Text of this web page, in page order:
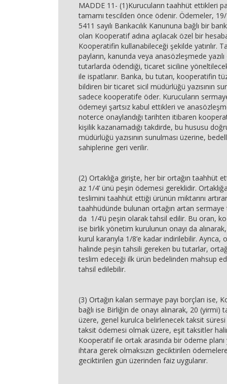
MADDE 11- (1)Kurucuların taahhüt ettikleri
tamamı tescilden önce ödenir. Ödemeler,
5411 sayılı Bankacılık Kanununa bağlı bir
olan Kooperatif adına açılacak özel bir
Kooperatifin kullanabileceği şekilde yatırılır.
payların, kanunda veya anasözleşmede
tutarlarda ödendiği, ticaret siciline
ile ispatlanır. Banka, bu tutarı, kooperatifin
bildiren bir ticaret sicil müdürlüğü yazısının
sadece kooperatife öder. Kurucuların
ödemeyi şartsız kabul ettikleri ve
noterce onaylandığı tarihten itibaren
kişilik kazanamadığı takdirde, bu hususu
müdürlüğü yazısının sunulması üzerine,
sahiplerine geri verilir.
(2) Ortaklığa girişte, her bir ortağın taahhüt
az 1/4’ ünü peşin ödemesi gereklidir.
teslimini taahhüt ettiği ürünün miktarını
taahhüdünde bulunan ortağın artan sermaye
da 1/4’ü peşin olarak tahsil edilir. Bu oran,
ise birlik yönetim kurulunun onayı da
kurul kararıyla 1/8’e kadar indirilebilir. Ayrıca,
halinde peşin tahsili gereken bu tutarlar,
teslim edeceği ilk ürün bedelinden mahsup
tahsil edilebilir.
(3) Ortağın kalan sermaye payı borçları ise,
bağlı ise Birliğin de onayı alınarak, 20 (yirmi)
üzere, genel kurulca belirlenecek taksit süresi
taksit ödemesi olmak üzere, eşit taksitler
Kooperatif ile ortak arasında bir ödeme planı
ihtara gerek olmaksızın geciktirilen
geciktirilen gün üzerinden faiz uygulanır.